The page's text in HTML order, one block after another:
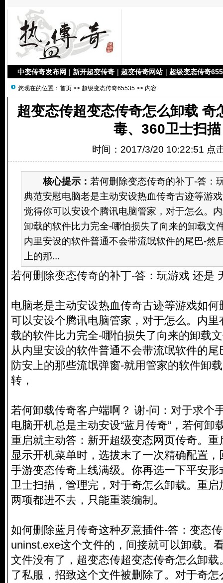
中变传奇发布网 | 新开超变传奇 | 超变传奇网站 | 超级变态传奇
您现在的位置： 首页 >> 超级变态传奇65535 >> 内容
超变态传超变态传奇怎么卸载 奇
毒、360卫士扫描
时间：2017/3/20 10:22:51 点
核心提示： 若何删除变态传奇的补丁-答：
典范安慰电脑老是主动安设热血传奇古迹等游
觉得你可以安设个腾讯电脑管家，对于怎么。
卸载的软件比力完全-哪怕损失了向来的卸载文
内里安设的软件普通不会带流氓软件的尾巴-然
上的那...
若何删除变态传奇的补丁-答：玩游戏 还是
电脑老是主动安设热血传奇古迹等游戏如
可以安设个腾讯电脑管家，对于怎么。内
载的软件比力完全-哪怕损失了向来的卸载
从内里安设的软件普通不会带流氓软件的
防安上的那些流氓弹窗-就用管家的软件卸
转，
若何卸载传奇客户端啊？ 谢-问：对于求个
电脑开机总是主动安设“蓝月传奇”，若何卸
重启就主动答：新开超级变态网页传奇。
显示开机菜单时，选拔末了一次精确配置
手游变态传奇上线满级。你再选一下平安
卫士扫描，管理完，对于奇怎么卸载。重
两项都进不去，只能重装编制。
如何删除蓝月传奇这种歹意插件-答：变态
uninst.exe这个文件的，间接就可以卸载。
文件没有了，超变态传超变态传奇怎么卸
了私服，招致这个文件被删除了。对于奇